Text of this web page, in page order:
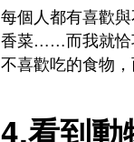
每個人都有喜歡
香菜……而我就恰
不喜歡吃的食物
4.看到動